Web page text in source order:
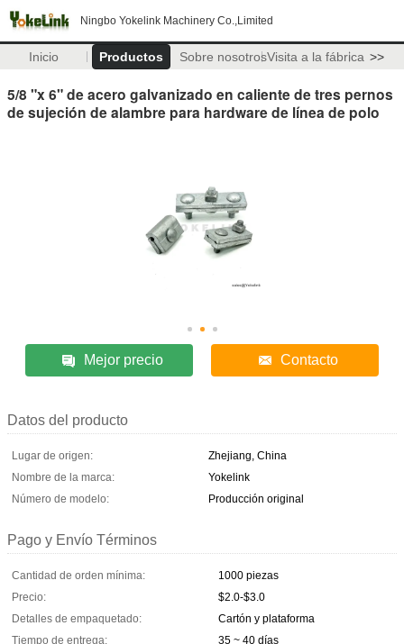
Ningbo Yokelink Machinery Co.,Limited
Inicio Productos Sobre nosotrosVisita a la fábrica >>
5/8 "x 6" de acero galvanizado en caliente de tres pernos
de sujeción de alambre para hardware de línea de polo
Mejor precio Contacto
Datos del producto
Lugar de origen:
Zhejiang, China
Nombre de la marca:
Yokelink
Número de modelo:
Producción original
Pago y Envío Términos
Cantidad de orden mínima:
1000 piezas
Precio:
$2.0-$3.0
Detalles de empaquetado:
Cartón y plataforma
Tiempo de entrega:
35 ~ 40 días